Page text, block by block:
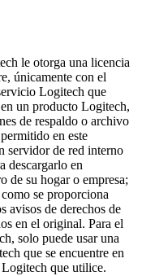
le otorga una licencia
únicamente con el
Logitech que
un producto Logitech,
de respaldo o archivo
en este
servidor de red interno
descargarlo en
de su hogar o empresa;
se proporciona
avisos de derechos de
en el original. Para el
solo puede usar una
que se encuentre en
que utilice.